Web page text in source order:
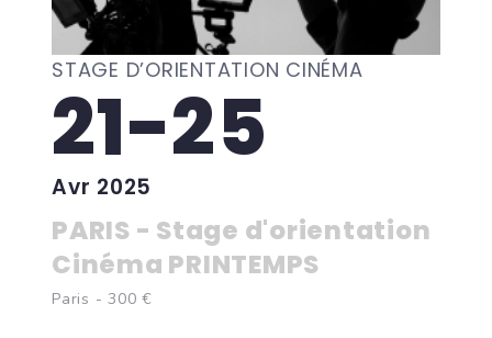
STAGE D’ORIENTATION CINÉMA
21-25
Avr 2025
PARIS - Stage d'orientation
Cinéma PRINTEMPS
Paris - 300 €